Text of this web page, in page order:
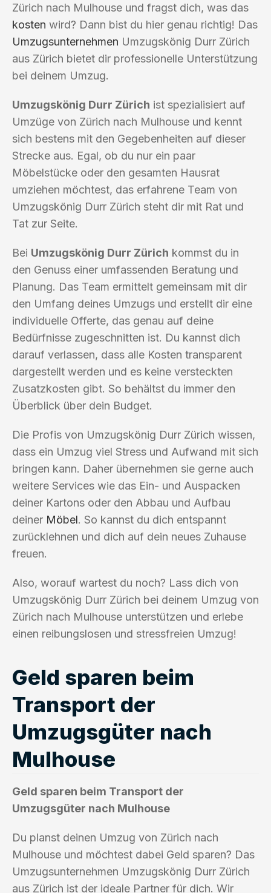
Zürich nach Mulhouse und fragst dich, was das
kosten wird? Dann bist du hier genau richtig! Das
Umzugsunternehmen Umzugskönig Durr Zürich
aus Zürich bietet dir professionelle Unterstützung
bei deinem Umzug.
Umzugskönig Durr Zürich ist spezialisiert auf
Umzüge von Zürich nach Mulhouse und kennt
sich bestens mit den Gegebenheiten auf dieser
Strecke aus. Egal, ob du nur ein paar
Möbelstücke oder den gesamten Hausrat
umziehen möchtest, das erfahrene Team von
Umzugskönig Durr Zürich steht dir mit Rat und
Tat zur Seite.
Bei Umzugskönig Durr Zürich kommst du in
den Genuss einer umfassenden Beratung und
Planung. Das Team ermittelt gemeinsam mit dir
den Umfang deines Umzugs und erstellt dir eine
individuelle Offerte, das genau auf deine
Bedürfnisse zugeschnitten ist. Du kannst dich
darauf verlassen, dass alle Kosten transparent
dargestellt werden und es keine versteckten
Zusatzkosten gibt. So behältst du immer den
Überblick über dein Budget.
Die Profis von Umzugskönig Durr Zürich wissen,
dass ein Umzug viel Stress und Aufwand mit sich
bringen kann. Daher übernehmen sie gerne auch
weitere Services wie das Ein- und Auspacken
deiner Kartons oder den Abbau und Aufbau
deiner Möbel. So kannst du dich entspannt
zurücklehnen und dich auf dein neues Zuhause
freuen.
Also, worauf wartest du noch? Lass dich von
Umzugskönig Durr Zürich bei deinem Umzug von
Zürich nach Mulhouse unterstützen und erlebe
einen reibungslosen und stressfreien Umzug!
Geld sparen beim
Transport der
Umzugsgüter nach
Mulhouse
Geld sparen beim Transport der
Umzugsgüter nach Mulhouse
Du planst deinen Umzug von Zürich nach
Mulhouse und möchtest dabei Geld sparen? Das
Umzugsunternehmen Umzugskönig Durr Zürich
aus Zürich ist der ideale Partner für dich. Wir